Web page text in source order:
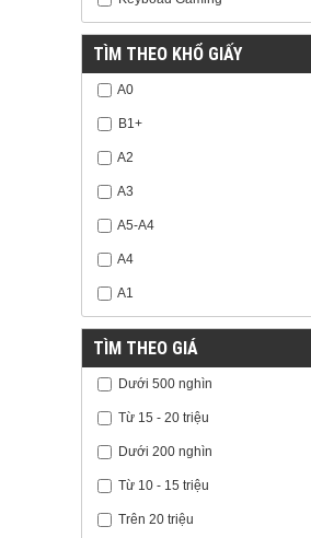
TÌM THEO KHỔ GIẤY
A0
B1+
A2
A3
A5-A4
A4
A1
TÌM THEO GIÁ
Dưới 500 nghìn
Từ 15 - 20 triệu
Dưới 200 nghìn
Từ 10 - 15 triệu
Trên 20 triệu